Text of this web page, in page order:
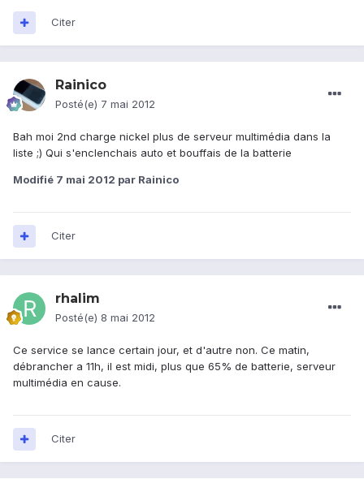
Citer
Rainico
Posté(e) 7 mai 2012
Bah moi 2nd charge nickel plus de serveur multimédia dans la
liste ;) Qui s'enclenchais auto et bouffais de la batterie
Modifié 7 mai 2012 par Rainico
Citer
rhalim
Posté(e) 8 mai 2012
Ce service se lance certain jour, et d'autre non. Ce matin,
débrancher a 11h, il est midi, plus que 65% de batterie, serveur
multimédia en cause.
Citer